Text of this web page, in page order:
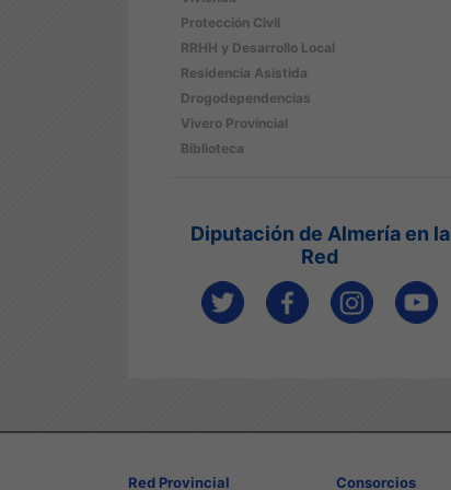
Protección Civil
RRHH y Desarrollo Local
Residencia Asistida
Drogodependencias
Vivero Provincial
Biblioteca
Diputación de Almería en la
Red
Red Provincial Consorcios